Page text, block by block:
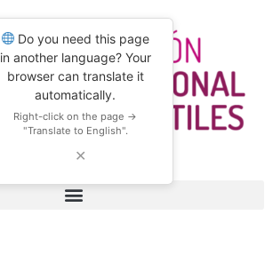
Do you need this page
in another language? Your
browser can translate it
automatically.
Right-click on the page →
"Translate to English".
✕